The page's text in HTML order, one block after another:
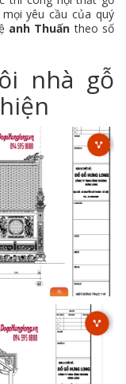
yêu cầu của quý
anh Thuấn theo số
nhà gỗ